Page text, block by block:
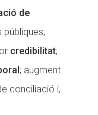
de
credibilitat;
; augment
conciliació i,